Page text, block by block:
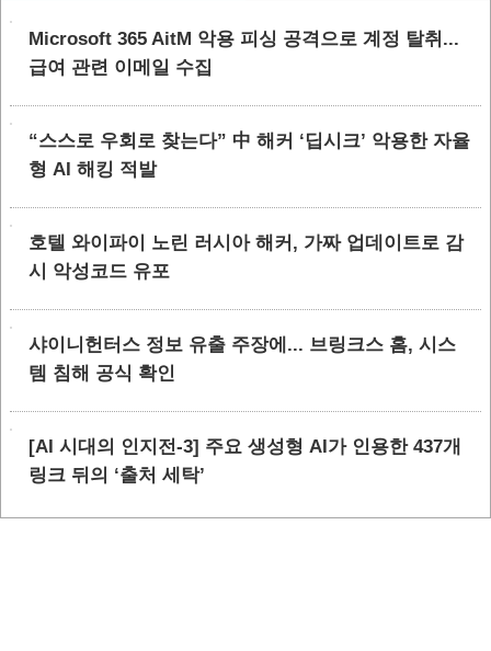
Microsoft 365 AitM 악용 피싱 공격으로 계정 탈취...
급여 관련 이메일 수집
“스스로 우회로 찾는다” 中 해커 ‘딥시크’ 악용한 자율
형 AI 해킹 적발
호텔 와이파이 노린 러시아 해커, 가짜 업데이트로 감
시 악성코드 유포
샤이니헌터스 정보 유출 주장에... 브링크스 홈, 시스
템 침해 공식 확인
[AI 시대의 인지전-3] 주요 생성형 AI가 인용한 437개
링크 뒤의 ‘출처 세탁’